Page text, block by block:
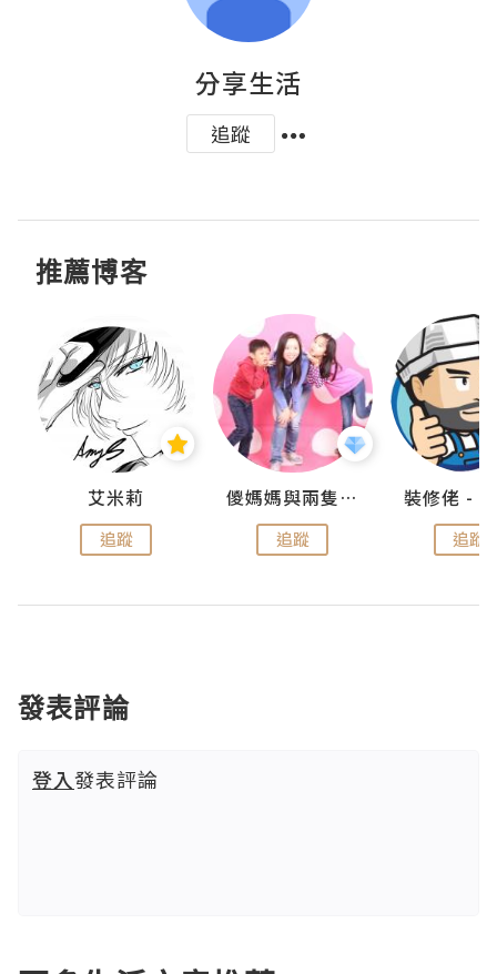
分享生活
追蹤
推薦博客
艾米莉
追蹤
儍媽媽與兩隻小魔怪之家
追蹤 追蹤
發表評論
登入發表評論